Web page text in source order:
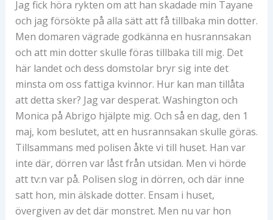
Jag fick höra rykten om att han skadade min Tayane
och jag försökte på alla sätt att få tillbaka min dotter.
Men domaren vägrade godkänna en husrannsakan
och att min dotter skulle föras tillbaka till mig. Det
här landet och dess domstolar bryr sig inte det
minsta om oss fattiga kvinnor. Hur kan man tillåta
att detta sker? Jag var desperat. Washington och
Monica på Abrigo hjälpte mig. Och så en dag, den 1
maj, kom beslutet, att en husrannsakan skulle göras.
Tillsammans med polisen åkte vi till huset. Han var
inte där, dörren var låst från utsidan. Men vi hörde
att tv:n var på. Polisen slog in dörren, och där inne
satt hon, min älskade dotter. Ensam i huset,
övergiven av det där monstret. Men nu var hon